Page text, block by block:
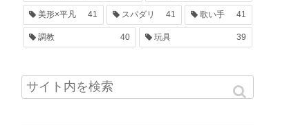
美形×平凡 41 スパダリ 41 歌い手 41
調教 40 玩具 39